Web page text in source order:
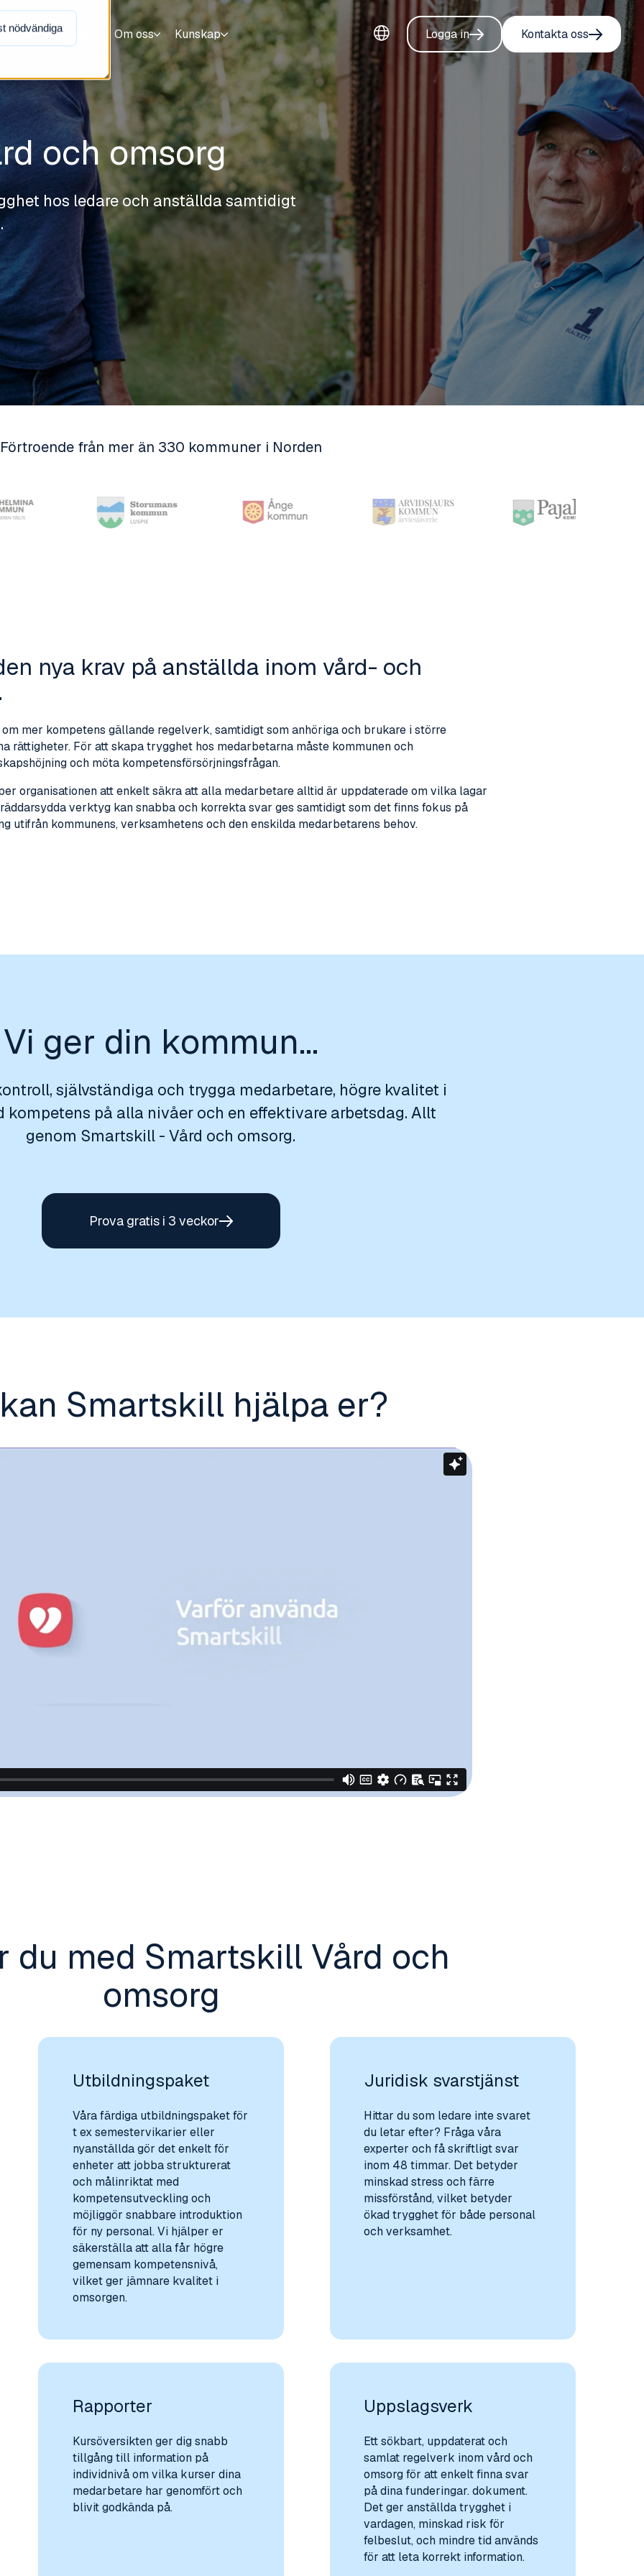
nödvändigaKunder Om oss
Kunskap
Velg språk
Logga in Kontakta oss
och omsorg
hos ledare och anställda samtidigt
Förtroende från mer än 330 kommuner i Norden
nya krav på anställda inom vård- och
mer kompetens gällande regelverk, samtidigt som anhöriga och brukare i större
rättigheter. För att skapa trygghet hos medarbetarna måste kommunen och
och möta kompetensförsörjningsfrågan.
organisationen att enkelt säkra att alla medarbetare alltid är uppdaterade om vilka lagar
verktyg kan snabba och korrekta svar ges samtidigt som det finns fokus på
utifrån kommunens, verksamhetens och den enskilda medarbetarens behov.
Vi ger din kommun...
självständiga och trygga medarbetare, högre kvalitet i
kompetens på alla nivåer och en effektivare arbetsdag. Allt
genom Smartskill - Vård och omsorg.
Prova gratis i 3 veckor
Smartskill hjälpa er?
du med Smartskill Vård och
omsorg
Utbildningspaket
Våra färdiga utbildningspaket för
t ex semestervikarier eller
nyanställda gör det enkelt för
enheter att jobba strukturerat
och målinriktat med
kompetensutveckling och
möjliggör snabbare introduktion
för ny personal. Vi hjälper er
säkerställa att alla får högre
gemensam kompetensnivå,
vilket ger jämnare kvalitet i
omsorgen.
Juridisk svarstjänst
Hittar du som ledare inte svaret
du letar efter? Fråga våra
experter och få skriftligt svar
inom 48 timmar. Det betyder
minskad stress och färre
missförstånd, vilket betyder
ökad trygghet för både personal
och verksamhet.
Rapporter
Kursöversikten ger dig snabb
tillgång till information på
individnivå om vilka kurser dina
medarbetare har genomfört och
blivit godkända på.
Uppslagsverk
Ett sökbart, uppdaterat och
samlat regelverk inom vård och
omsorg för att enkelt finna svar
på dina funderingar. dokument.
Det ger anställda trygghet i
vardagen, minskad risk för
felbeslut, och mindre tid används
för att leta korrekt information.